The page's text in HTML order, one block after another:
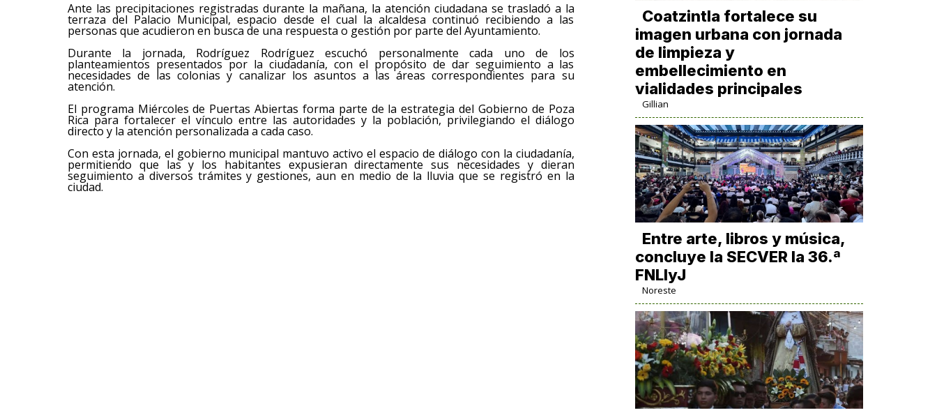
Ante las precipitaciones registradas durante la mañana, la atención ciudadana se trasladó a la
terraza del Palacio Municipal, espacio desde el cual la alcaldesa continuó recibiendo a las
personas que acudieron en busca de una respuesta o gestión por parte del Ayuntamiento.
Durante la jornada, Rodríguez Rodríguez escuchó personalmente cada uno de los
planteamientos presentados por la ciudadanía, con el propósito de dar seguimiento a las
necesidades de las colonias y canalizar los asuntos a las áreas correspondientes para su
atención.
El programa Miércoles de Puertas Abiertas forma parte de la estrategia del Gobierno de Poza
Rica para fortalecer el vínculo entre las autoridades y la población, privilegiando el diálogo
directo y la atención personalizada a cada caso.
Con esta jornada, el gobierno municipal mantuvo activo el espacio de diálogo con la ciudadanía,
permitiendo que las y los habitantes expusieran directamente sus necesidades y dieran
seguimiento a diversos trámites y gestiones, aun en medio de la lluvia que se registró en la
ciudad.
Coatzintla fortalece su
imagen urbana con jornada
de limpieza y
embellecimiento en
vialidades principales
Gillian
Entre arte, libros y música,
concluye la SECVER la 36.ª
FNLIyJ
Noreste